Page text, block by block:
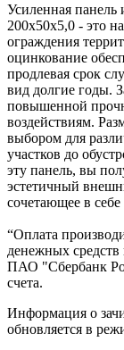
Усиленная панель
200х50х5,0 - это
ограждения
оцинкование
продлевая срок
вид долгие годы.
повышенной
воздействиям.
выбором для
участков до
эту панель, вы
эстетичный
сочетающее в
“Оплата
денежных
ПАО "Сбербанк
счета.
Информация о
обновляется в